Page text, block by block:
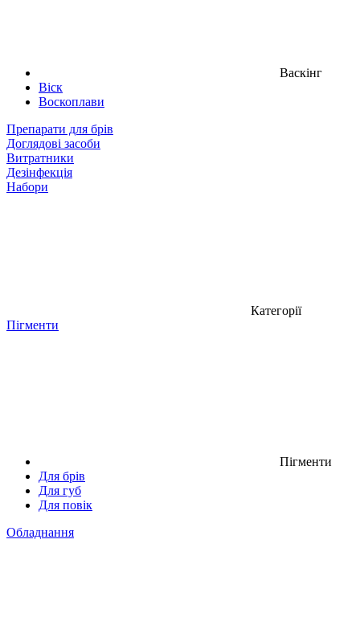
Васкінг
Віск
Воскоплави
Препарати для брів
Доглядові засоби
Витратники
Дезінфекція
Набори
Категорії
Пігменти
Пігменти
Для брів
Для губ
Для повік
Обладнання